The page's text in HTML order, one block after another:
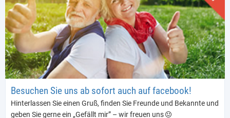
Besuchen Sie uns ab sofort auch auf facebook!
Hinterlassen Sie einen Gruß, finden Sie Freunde und Bekannte und
geben Sie gerne ein „Gefällt mir” – wir freuen uns